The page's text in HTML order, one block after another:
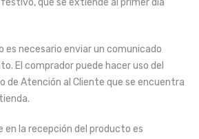
que se extiende al primer día
es necesario enviar un comunicado
El comprador puede hacer uso del
de Atención al Cliente que se encuentra
en la recepción del producto es